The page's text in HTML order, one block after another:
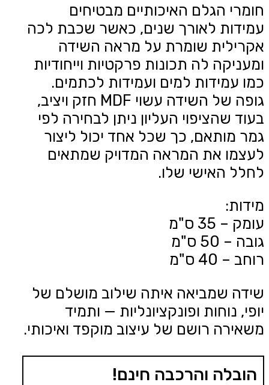
חומרי הגלם האיכותיים מבטיחים
עמידות לאורך שנים, כאשר שכבת לכה
אקרילית שומרת על מראה השידה
ומעניקה לה תכונות פרקטיות וייחודיות
כמו עמידות למים ועמידות לכתמים.
גופה של השידה עשוי MDF חזק ויציב,
בעוד שהציפוי העליון ניתן לבחירה לפי
גמר מותאם, כך שכל אחד יכול ליצור
לעצמו את המראה המדויק שמתאים
לחלל האישי שלו.
מידות:
עומק – 35 ס"מ
גובה – 50 ס"מ
רוחב – 40 ס"מ
שידה שמביאה איתה שילוב מושלם של
יופי, נוחות ופונקציונליות — ותמיד
משאירה רושם של עיצוב מוקפד ואיכותי.
הובלה והרכבה חינם!